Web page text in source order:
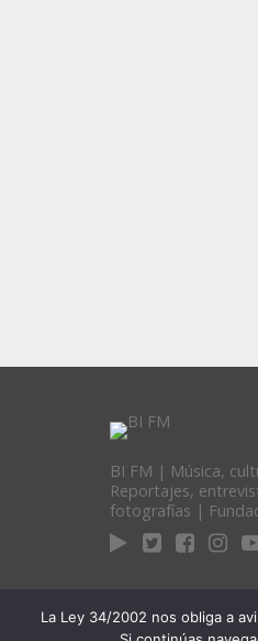
BI FM | Música,
Reportajes,
fotografías |
La Ley 34/2002 nos obliga a